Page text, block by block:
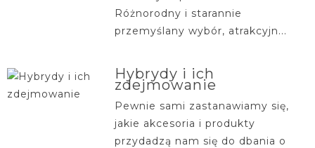
Różnorodny i starannie
przemyślany wybór, atrakcyjn...
Hybrydy i ich
zdejmowanie
Pewnie sami zastanawiamy się,
jakie akcesoria i produkty
przydadzą nam się do dbania o